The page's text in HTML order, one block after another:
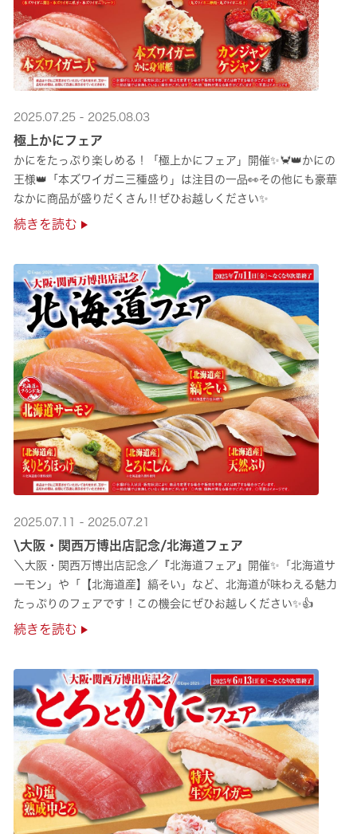
2025.07.25 - 2025.08.03
極上かにフェア
かにをたっぷり楽しめる！「極上かにフェア」開催✨🦀👑かにの
王様👑「本ズワイガニ三種盛り」は注目の一品👀その他にも豪華
なかに商品が盛りだくさん‼ぜひお越しください✨
続きを読む
2025.07.11 - 2025.07.21
\大阪・関西万博出店記念/北海道フェア
＼大阪・関西万博出店記念／『北海道フェア』開催✨「北海道サ
ーモン」や「【北海道産】縞そい」など、北海道が味わえる魅力
たっぷりのフェアです！この機会にぜひお越しください✨👍
続きを読む